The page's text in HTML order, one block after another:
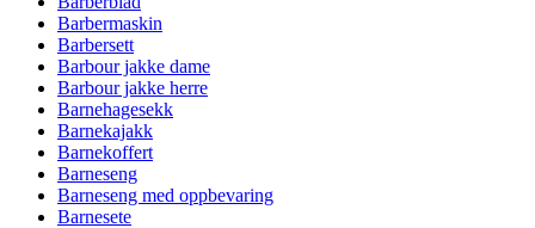
Barbermaskin
Barbersett
Barbour jakke dame
Barbour jakke herre
Barnehagesekk
Barnekajakk
Barnekoffert
Barneseng
Barneseng med oppbevaring
Barnesete